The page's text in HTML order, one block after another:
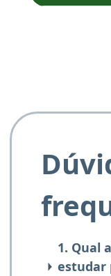
1. Qual
estudar